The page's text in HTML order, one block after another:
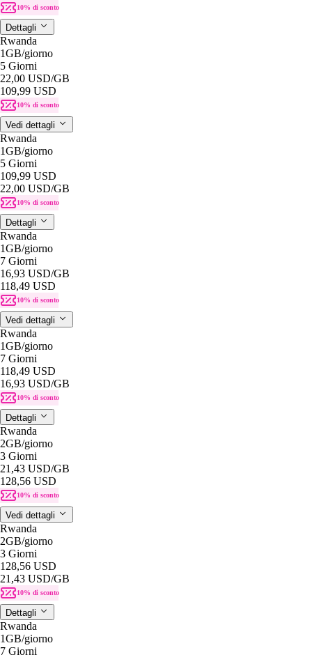
10% di sconto
Dettagli
Rwanda
1GB/giorno
5 Giorni
22,00 USD/GB
109,99 USD
10% di sconto
Vedi dettagli
Rwanda
1GB/giorno
5 Giorni
109,99 USD
22,00 USD/GB
10% di sconto
Dettagli
Rwanda
1GB/giorno
7 Giorni
16,93 USD/GB
118,49 USD
10% di sconto
Vedi dettagli
Rwanda
1GB/giorno
7 Giorni
118,49 USD
16,93 USD/GB
10% di sconto
Dettagli
Rwanda
2GB/giorno
3 Giorni
21,43 USD/GB
128,56 USD
10% di sconto
Vedi dettagli
Rwanda
2GB/giorno
3 Giorni
128,56 USD
21,43 USD/GB
10% di sconto
Dettagli
Rwanda
1GB/giorno
7 Giorni